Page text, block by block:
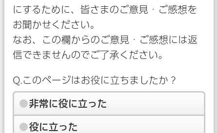
にするために、皆さまのご意見・ご感想を
お聞かせください。
なお、この欄からのご意見・ご感想には返
信できませんのでご了承ください。
Q.このページはお役に立ちましたか？
非常に役に立った
役に立った